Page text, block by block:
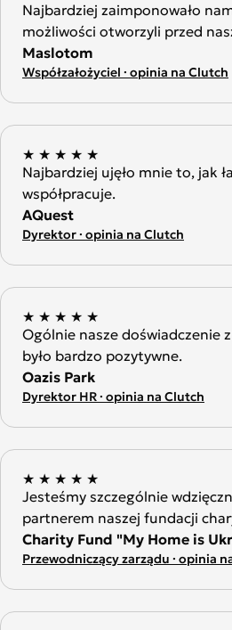
Najbardziej zaimponowało
możliwości otworzyli przed
Maslotom
Współzałożyciel · opinia na Clutch
★ ★ ★ ★ ★
Najbardziej ujęło mnie to, jak
współpracuje.
AQuest
Dyrektor · opinia na Clutch
★ ★ ★ ★ ★
Ogólnie nasze doświadczenie
było bardzo pozytywne.
Oazis Park
Dyrektor HR · opinia na Clutch
★ ★ ★ ★ ★
Jesteśmy szczególnie
partnerem naszej fundacji
Charity Fund "My Home is
Przewodniczący zarządu · opinia